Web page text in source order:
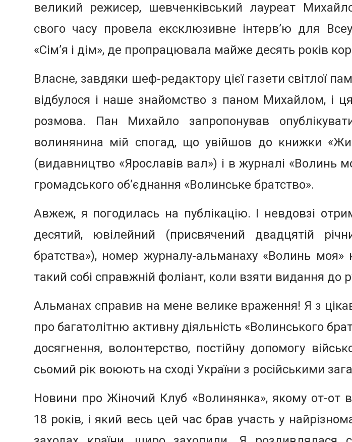
великий режисер, шевченківський лауреат
свого часу провела ексклюзивне інтерв’ю для
«Сім’я і дім», де пропрацювала майже десять років
Власне, завдяки шеф-редактору цієї газети світлої
відбулося і наше знайомство з паном Михайлом, і
розмова. Пан Михайло запропонував
волинянина мій спогад, що увійшов до книжки
(видавництво «Ярославів вал») і в журналі «Волинь
громадського об’єднання «Волинське братство».
Авжеж, я погодилась на публікацію. І невдовзі
десятий, ювілейний (присвячений двадцятій
братства»), номер журналу-альманаху «Волинь моя»
такий собі справжній фоліант, коли взяти видання до
Альманах справив на мене велике враження! Я з
про багатолітню активну діяльність «Волинського
досягнення, волонтерство, постійну допомогу
сьомий рік воюють на сході України з російськими
Новини про Жіночий Клуб «Волинянка», якому от-от
18 років, і який весь цей час брав участь у